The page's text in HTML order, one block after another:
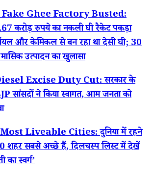
Ghee Factory Busted:
करोड़ रुपये का नकली घी रैकेट पकड़ा
और केमिकल से बन रहा था देसी घी; 30
उत्पादन का खुलासा
Excise Duty Cut: सरकार के
सांसदों ने किया स्वागत, आम जनता को
Liveable Cities: दुनिया में रहने
शहर सबसे अच्छे हैं, दिलचस्प लिस्ट में देखें
का स्वर्ग’